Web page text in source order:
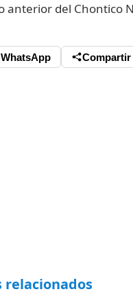
anterior del Chontico
WhatsApp Compartir